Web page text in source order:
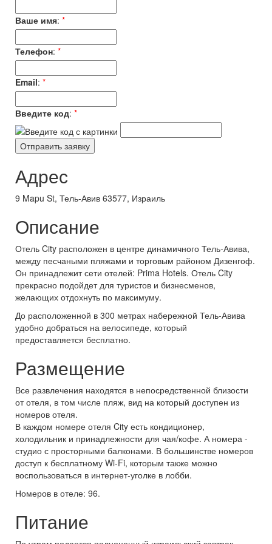
Ваше имя: *
Телефон: *
Email: *
Введите код: *
Адрес
9 Mapu St, Тель-Авив 63577, Израиль
Описание
Отель City расположен в центре динамичного Тель-Авива,
между песчаными пляжами и торговым районом Дизенгоф.
Он принадлежит сети отелей: Prima Hotels. Отель City
прекрасно подойдет для туристов и бизнесменов,
желающих отдохнуть по максимуму.
До расположенной в 300 метрах набережной Тель-Авива
удобно добраться на велосипеде, который
предоставляется бесплатно.
Размещение
Все развлечения находятся в непосредственной близости
от отеля, в том числе пляж, вид на который доступен из
номеров отеля.
В каждом номере отеля City есть кондиционер,
холодильник и принадлежности для чая/кофе. А номера -
студио с просторными балконами. В большинстве номеров
доступ к бесплатному Wi-Fi, которым также можно
воспользоваться в интернет-уголке в лобби.
Номеров в отеле: 96.
Питание